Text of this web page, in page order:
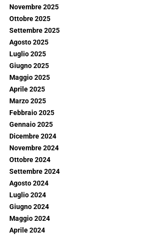
Novembre 2025
Ottobre 2025
Settembre 2025
Agosto 2025
Luglio 2025
Giugno 2025
Maggio 2025
Aprile 2025
Marzo 2025
Febbraio 2025
Gennaio 2025
Dicembre 2024
Novembre 2024
Ottobre 2024
Settembre 2024
Agosto 2024
Luglio 2024
Giugno 2024
Maggio 2024
Aprile 2024